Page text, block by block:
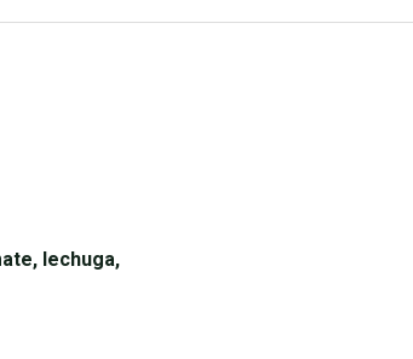
lechuga,